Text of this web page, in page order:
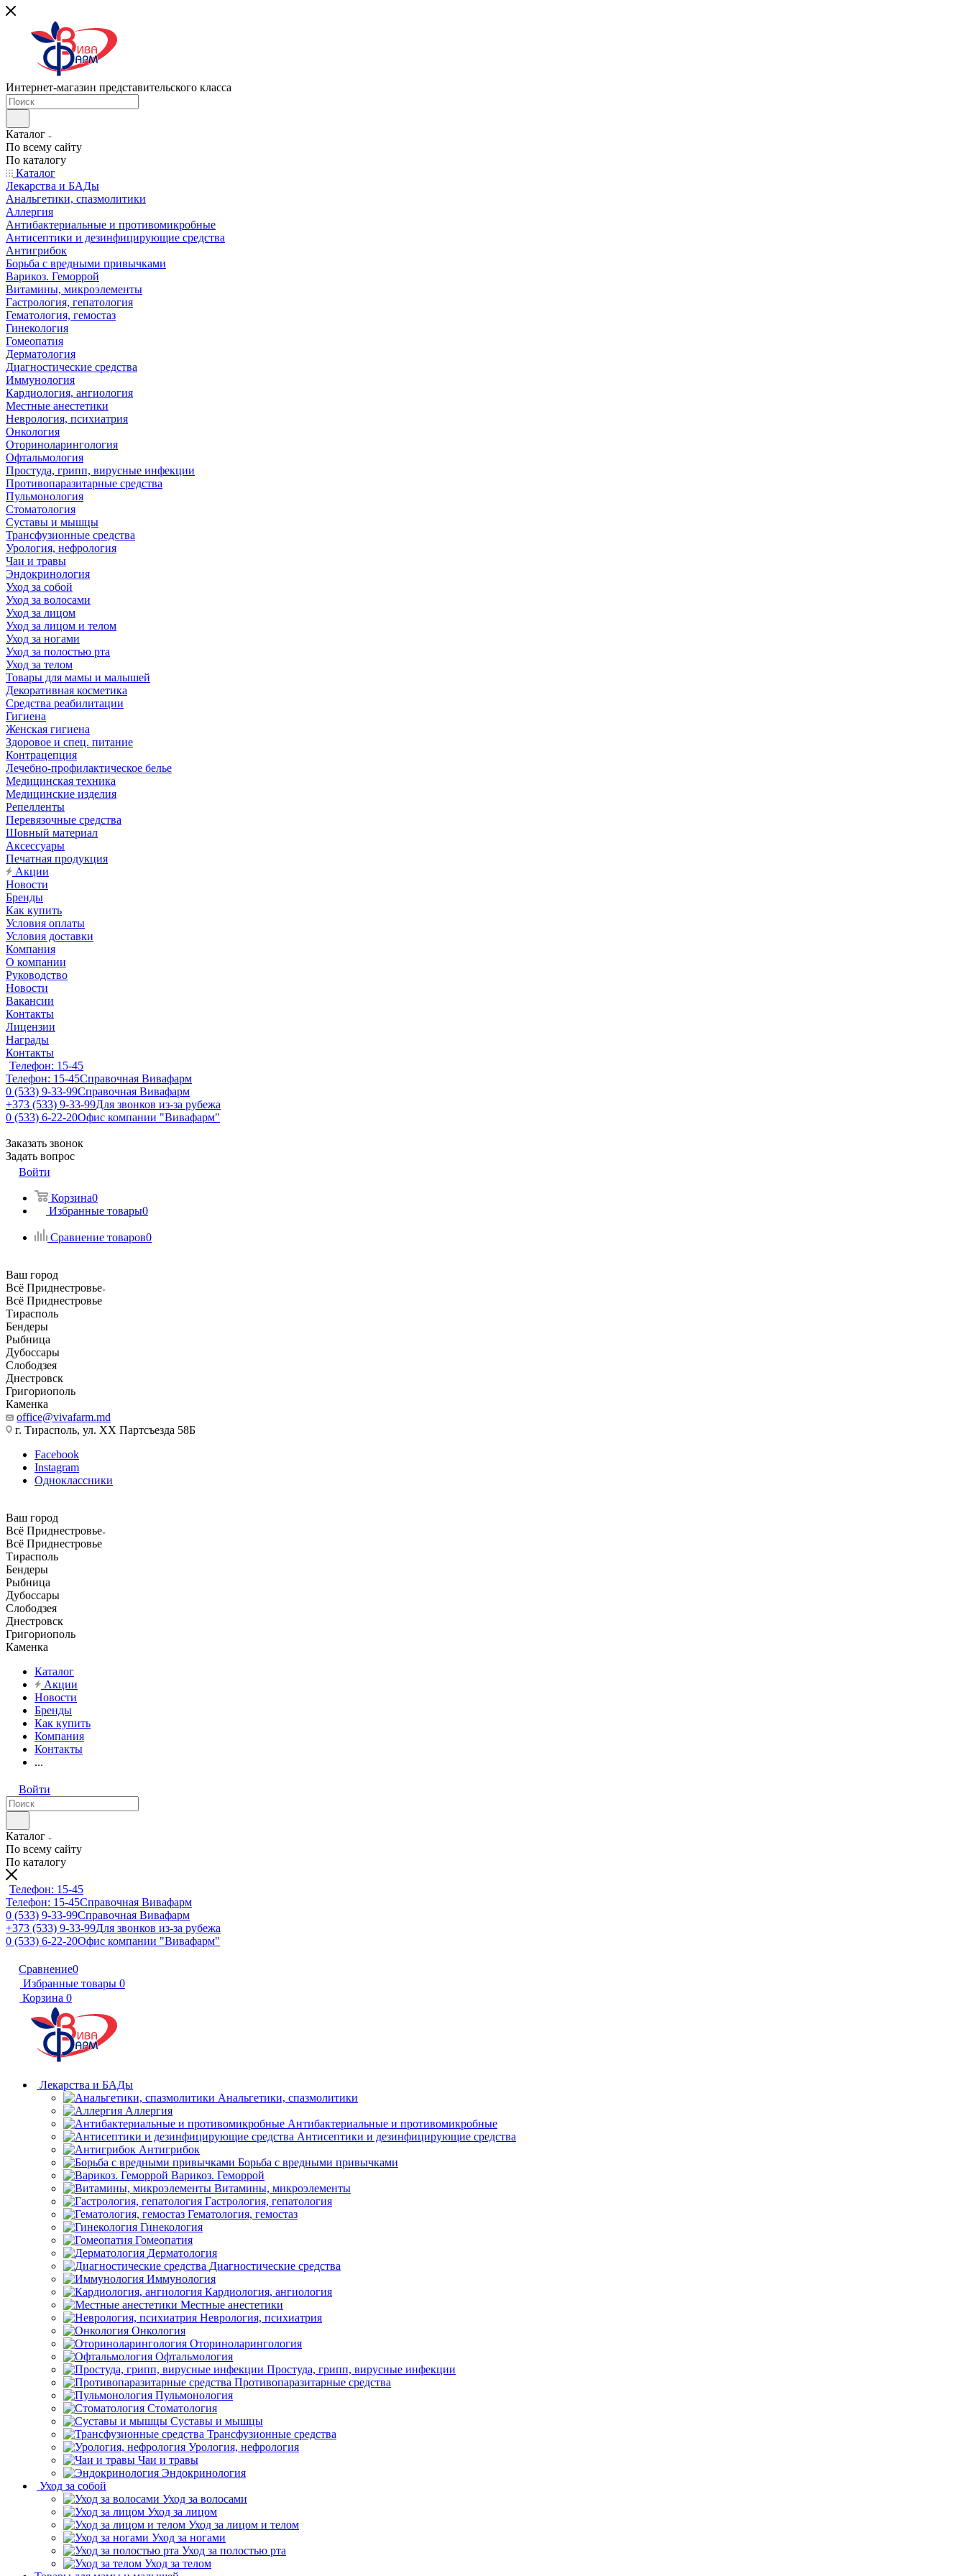
Интернет-магазин представительского класса
Каталог
По всему сайту
По каталогу
Каталог
Лекарства и БАДы
Анальгетики, спазмолитики
Аллергия
Антибактериальные и противомикробные
Антисептики и дезинфицирующие средства
Антигрибок
Борьба с вредными привычками
Варикоз. Геморрой
Витамины, микроэлементы
Гастрология, гепатология
Гематология, гемостаз
Гинекология
Гомеопатия
Дерматология
Диагностические средства
Иммунология
Кардиология, ангиология
Местные анестетики
Неврология, психиатрия
Онкология
Оториноларингология
Офтальмология
Простуда, грипп, вирусные инфекции
Противопаразитарные средства
Пульмонология
Стоматология
Суставы и мышцы
Трансфузионные средства
Урология, нефрология
Чаи и травы
Эндокринология
Уход за собой
Уход за волосами
Уход за лицом
Уход за лицом и телом
Уход за ногами
Уход за полостью рта
Уход за телом
Товары для мамы и малышей
Декоративная косметика
Средства реабилитации
Гигиена
Женская гигиена
Здоровое и спец. питание
Контрацепция
Лечебно-профилактическое белье
Медицинская техника
Медицинские изделия
Репелленты
Перевязочные средства
Шовный материал
Аксессуары
Печатная продукция
Акции
Новости
Бренды
Как купить
Условия оплаты
Условия доставки
Компания
О компании
Руководство
Новости
Вакансии
Контакты
Лицензии
Награды
Контакты
Телефон: 15-45
Телефон: 15-45Справочная Вивафарм
0 (533) 9-33-99Справочная Вивафарм
+373 (533) 9-33-99Для звонков из-за рубежа
0 (533) 6-22-20Офис компании "Вивафарм"
Заказать звонок
Задать вопрос
Войти
Корзина0
Избранные товары0
Сравнение товаров0
Ваш город
Всё Приднестровье
Всё Приднестровье
Тирасполь
Бендеры
Рыбница
Дубоссары
Слободзея
Днестровск
Григориополь
Каменка
office@vivafarm.md
г. Тирасполь, ул. ХХ Партсъезда 58Б
Facebook
Instagram
Одноклассники
Ваш город
Всё Приднестровье
Всё Приднестровье
Тирасполь
Бендеры
Рыбница
Дубоссары
Слободзея
Днестровск
Григориополь
Каменка
Каталог
Акции
Новости
Бренды
Как купить
Компания
Контакты
...
Войти
Каталог
По всему сайту
По каталогу
Телефон: 15-45
Телефон: 15-45Справочная Вивафарм
0 (533) 9-33-99Справочная Вивафарм
+373 (533) 9-33-99Для звонков из-за рубежа
0 (533) 6-22-20Офис компании "Вивафарм"
Сравнение0
Избранные товары 0
Корзина 0
Лекарства и БАДы
Анальгетики, спазмолитики
Аллергия
Антибактериальные и противомикробные
Антисептики и дезинфицирующие средства
Антигрибок
Борьба с вредными привычками
Варикоз. Геморрой
Витамины, микроэлементы
Гастрология, гепатология
Гематология, гемостаз
Гинекология
Гомеопатия
Дерматология
Диагностические средства
Иммунология
Кардиология, ангиология
Местные анестетики
Неврология, психиатрия
Онкология
Оториноларингология
Офтальмология
Простуда, грипп, вирусные инфекции
Противопаразитарные средства
Пульмонология
Стоматология
Суставы и мышцы
Трансфузионные средства
Урология, нефрология
Чаи и травы
Эндокринология
Уход за собой
Уход за волосами
Уход за лицом
Уход за лицом и телом
Уход за ногами
Уход за полостью рта
Уход за телом